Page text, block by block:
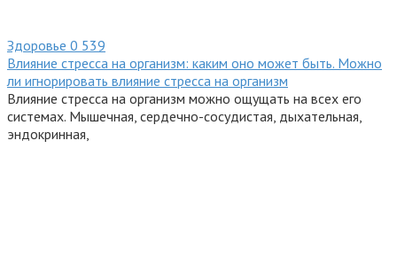
Здоровье 0 539
Влияние стресса на организм: каким оно может быть. Можно
ли игнорировать влияние стресса на организм
Влияние стресса на организм можно ощущать на всех его
системах. Мышечная, сердечно-сосудистая, дыхательная,
эндокринная,